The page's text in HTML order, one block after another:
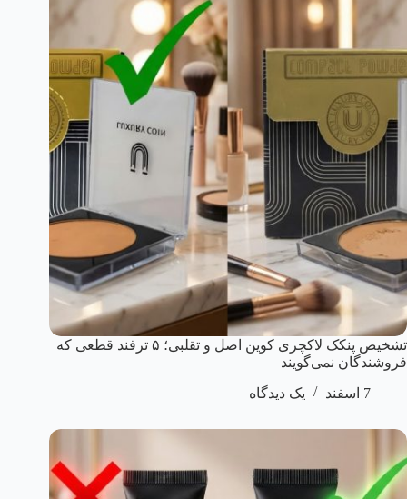
تشخیص پنکک لاکچری کوین اصل و تقلبی؛ ۵ ترفند قطعی که
فروشندگان نمی‌گویند
7 اسفند
یک دیدگاه